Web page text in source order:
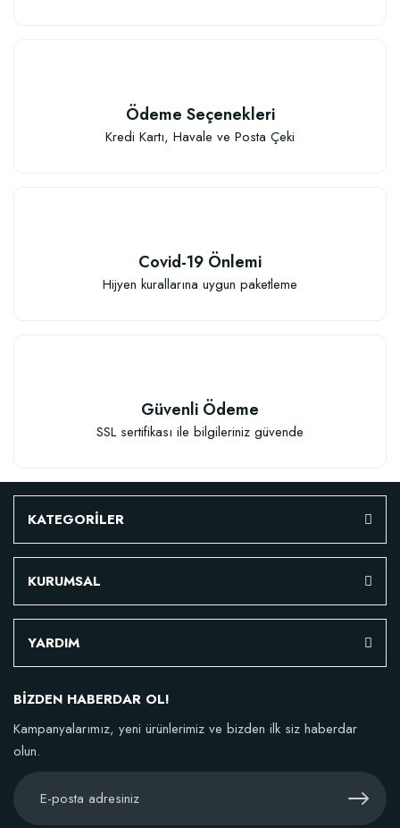
Ödeme Seçenekleri
Kredi Kartı, Havale ve Posta Çeki
Covid-19 Önlemi
Hijyen kurallarına uygun paketleme
Güvenli Ödeme
SSL sertifikası ile bilgileriniz güvende
KATEGORİLER
KURUMSAL
YARDIM
BİZDEN HABERDAR OL!
Kampanyalarımız, yeni ürünlerimiz ve bizden ilk siz haberdar
olun.